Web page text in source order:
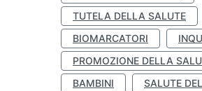
TUTELA DELLA SALUTE
BIOMARCATORI
PROMOZIONE DELLA
BAMBINI
SALUTE